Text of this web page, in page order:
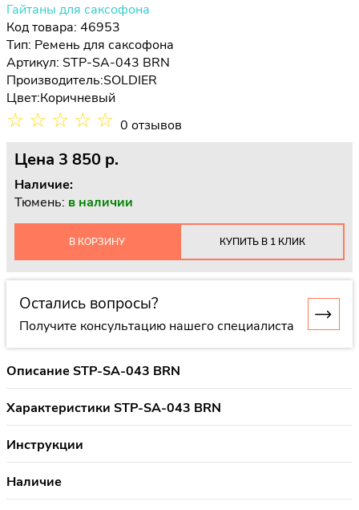
Гайтаны для саксофона
Код товара: 46953
Тип: Ремень для саксофона
Артикул: STP-SA-043 BRN
Производитель:SOLDIER
Цвет:Коричневый
☆ ☆ ☆ ☆ ☆ 0 отзывов
Цена 3 850 p.
Наличие:
Тюмень: в наличии
В КОРЗИНУ КУПИТЬ В 1 КЛИК
Остались вопросы?
Получите консультацию нашего специалиста
Описание STP-SA-043 BRN
Характеристики STP-SA-043 BRN
Инструкции
Наличие